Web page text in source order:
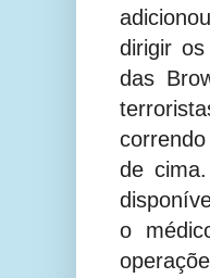
dirigir
das
de cima.
o